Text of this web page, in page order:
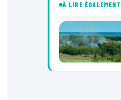
À LIRE ÉGALEMENT